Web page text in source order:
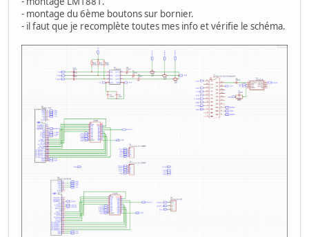
- montage du 6ème boutons sur bornier.
- il faut que je recomplète toutes mes info et vérifie le schéma.